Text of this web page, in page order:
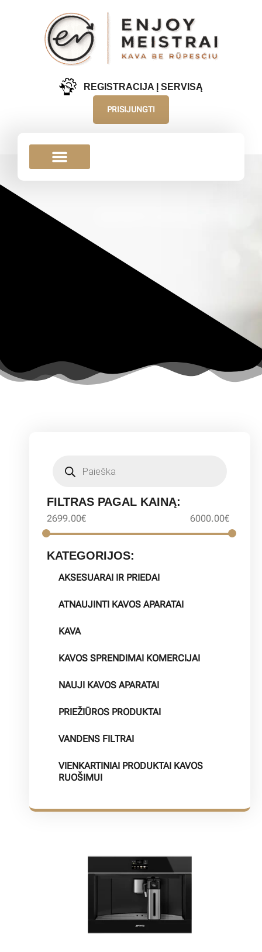
REGISTRACIJA Į SERVISĄ
PRISIJUNGTI
FILTRAS PAGAL KAINĄ:
2699.00€ 6000.00€
KATEGORIJOS:
AKSESUARAI IR PRIEDAI
ATNAUJINTI KAVOS APARATAI
KAVA
KAVOS SPRENDIMAI KOMERCIJAI
NAUJI KAVOS APARATAI
PRIEŽIŪROS PRODUKTAI
VANDENS FILTRAI
VIENKARTINIAI PRODUKTAI KAVOS
RUOŠIMUI